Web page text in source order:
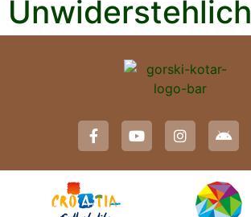
Unwiderstehlich